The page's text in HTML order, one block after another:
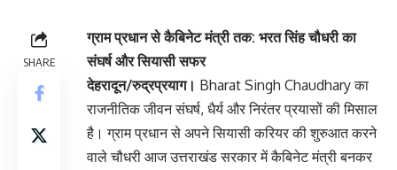
SHARE
ग्राम प्रधान से कैबिनेट मंत्री तक: भरत सिंह चौधरी का
संघर्ष और सियासी सफर
देहरादून/रुद्रप्रयाग। Bharat Singh Chaudhary का
राजनीतिक जीवन संघर्ष, धैर्य और निरंतर प्रयासों की मिसाल
है। ग्राम प्रधान से अपने सियासी करियर की शुरुआत करने
वाले चौधरी आज उत्तराखंड सरकार में कैबिनेट मंत्री बनकर